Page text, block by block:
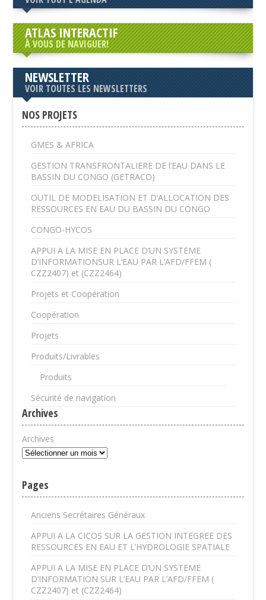
ATLAS INTERACTIF
À VOUS DE NAVIGUER!
NEWSLETTER
VOIR TOUTES LES NEWSLETTERS
NOS PROJETS
GMES & AFRICA
GESTION TRANSFRONTALIERE DE l’EAU DANS LE
BASSIN DU CONGO (GETRACO)
OUTIL DE MODELISATION ET D’ALLOCATION DES
RESSOURCES EN EAU DU BASSIN DU CONGO
CONGO-HYCOS
APPUI A LA MISE EN PLACE D’UN SYSTEME
D’INFORMATIONSUR L’EAU PAR L’AFD/FFEM (
CZZ2407) et (CZZ2464)
Projets et Coopération
Coopération
Projets
Produits/Livrables
Produits
Sécurité de navigation
Archives
Archives
Pages
Anciens Secrétaires Généraux
APPUI A LA CICOS SUR LA GESTION INTEGREE DES
RESSOURCES EN EAU ET L’HYDROLOGIE SPATIALE
APPUI A LA MISE EN PLACE D’UN SYSTEME
D’INFORMATION SUR L’EAU PAR L’AFD/FFEM (
CZZ2407) et (CZZ2464)